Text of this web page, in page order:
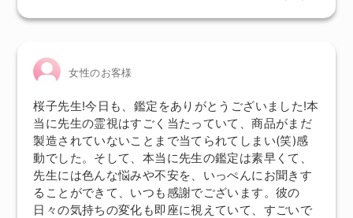
女性のお客様
桜子先生!今日も、鑑定をありがとうございました!本
当に先生の霊視はすごく当たっていて、商品がまだ
製造されていないことまで当てられてしまい(笑)感
動でした。そして、本当に先生の鑑定は素早くて、
先生には色んな悩みや不安を、いっぺんにお聞きす
ることができて、いつも感謝でございます。彼の
日々の気持ちの変化も即座に視えていて、すごいで